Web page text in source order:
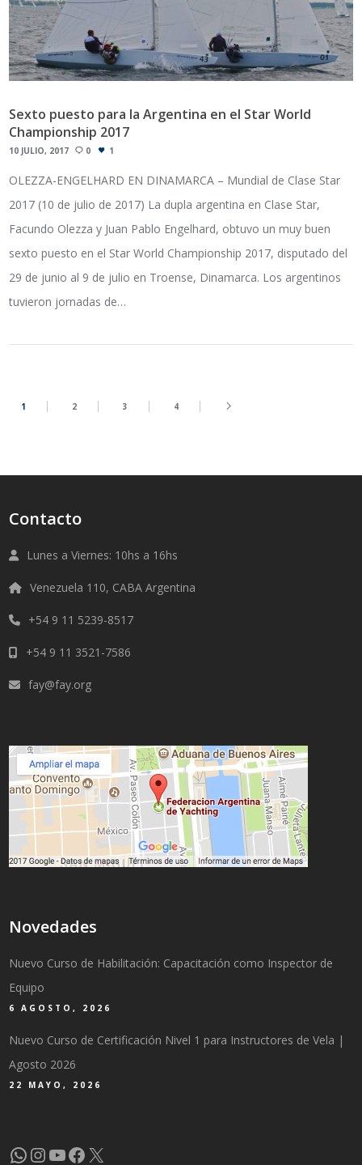
Sexto puesto para la Argentina en el Star World
Championship 2017
10 JULIO, 2017 0 1
OLEZZA-ENGELHARD EN DINAMARCA – Mundial de Clase Star
2017 (10 de julio de 2017) La dupla argentina en Clase Star,
Facundo Olezza y Juan Pablo Engelhard, obtuvo un muy buen
sexto puesto en el Star World Championship 2017, disputado del
29 de junio al 9 de julio en Troense, Dinamarca. Los argentinos
tuvieron jornadas de…
1 2 3 4
Contacto
Lunes a Viernes: 10hs a 16hs
Venezuela 110, CABA Argentina
+54 9 11 5239-8517
+54 9 11 3521-7586
fay@fay.org
Novedades
Nuevo Curso de Habilitación: Capacitación como Inspector de
Equipo
6 AGOSTO, 2026
Nuevo Curso de Certificación Nivel 1 para Instructores de Vela |
Agosto 2026
22 MAYO, 2026
WhatsApp
Instagram
YouTube
Facebook
X